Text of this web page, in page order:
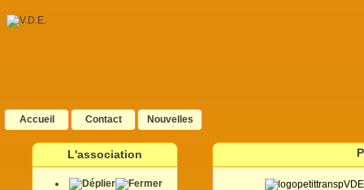
Accueil Contact Nouvelles
L'association